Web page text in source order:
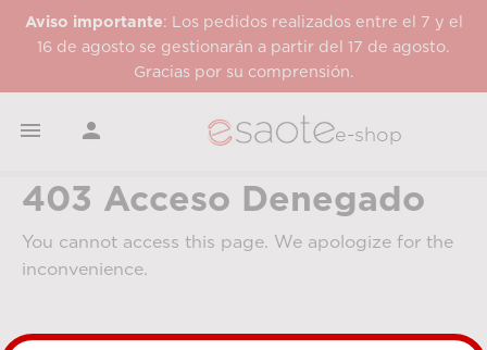
Aviso importante: Los pedidos realizados entre el 7 y el
16 de agosto se gestionarán a partir del 17 de agosto.
Gracias por su comprensión.
  e-shop
403 Acceso Denegado
You cannot access this page. We apologize for the
inconvenience.